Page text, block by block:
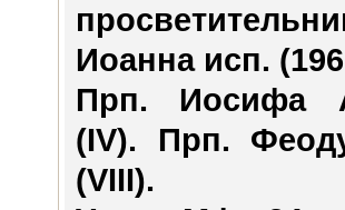
Иоанна исп.
Прп. Иосифа
(IV). Прп.
(VIII).